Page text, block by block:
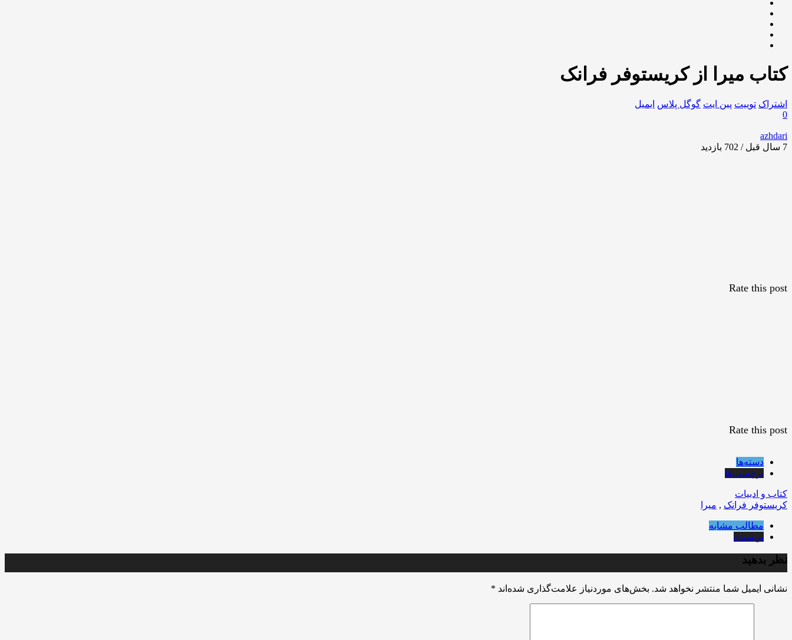
کتاب میرا از کریستوفر فرانک
اشتراک توییت پین ایت گوگل‌ پلاس ایمیل
0
azhdari
7 سال قبل / 702
بازدید
Rate this post
Rate this post
دسته‌ها
برچسب‌ها
کتاب و ادبیات
کریستوفر فرانک , میرا
مطالب مشابه
نویسنده
نظر بدهید
نشانی ایمیل شما منتشر نخواهد شد. بخش‌های موردنیاز علامت‌گذاری شده‌اند *